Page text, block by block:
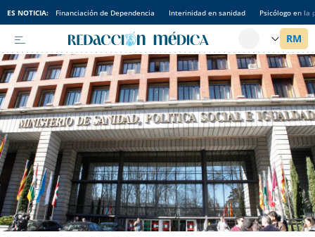
ES NOTICIA: Financiación de Dependencia Interinidad en sanidad Psicólogo en la